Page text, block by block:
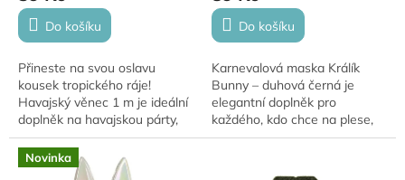
Do košíku
Přineste na svou oslavu
kousek tropického ráje!
Havajský věnec 1 m je ideální
doplněk na havajskou párty,
letní oslavu i festival.
Okamžitě vytvoří veselou
atmosféru a rozzáří...
Do košíku
Karnevalová maska Králík
Bunny – duhová černá je
elegantní doplněk pro
každého, kdo chce na plese,
karnevalu nebo tematické
Novinka